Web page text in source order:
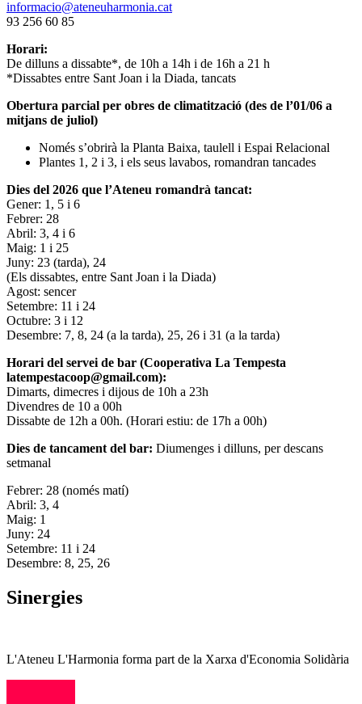
informacio@ateneuharmonia.cat
93 256 60 85
Horari:
De dilluns a dissabte*, de 10h a 14h i de 16h a 21 h
*Dissabtes entre Sant Joan i la Diada, tancats
Obertura parcial per obres de climatització (des de l’01/06 a
mitjans de juliol)
Només s’obrirà la Planta Baixa, taulell i Espai Relacional
Plantes 1, 2 i 3, i els seus lavabos, romandran tancades
Dies del 2026 que l’Ateneu romandrà tancat:
Gener: 1, 5 i 6
Febrer: 28
Abril: 3, 4 i 6
Maig: 1 i 25
Juny: 23 (tarda), 24
(Els dissabtes, entre Sant Joan i la Diada)
Agost: sencer
Setembre: 11 i 24
Octubre: 3 i 12
Desembre: 7, 8, 24 (a la tarda), 25, 26 i 31 (a la tarda)
Horari del servei de bar (Cooperativa La Tempesta
latempestacoop@gmail.com):
Dimarts, dimecres i dijous de 10h a 23h
Divendres de 10 a 00h
Dissabte de 12h a 00h. (Horari estiu: de 17h a 00h)
Dies de tancament del bar: Diumenges i dilluns, per descans
setmanal
Febrer: 28 (només matí)
Abril: 3, 4
Maig: 1
Juny: 24
Setembre: 11 i 24
Desembre: 8, 25, 26
Sinergies
L'Ateneu L'Harmonia forma part de la Xarxa d'Economia Solidària